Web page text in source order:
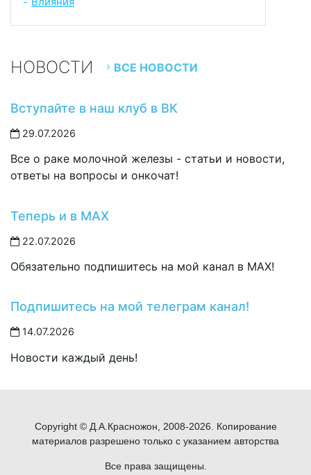
НОВОСТИ ВСЕ НОВОСТИ
Вступайте в наш клуб в ВК
29.07.2026
Все о раке молочной железы - статьи и новости,
ответы на вопросы и онкочат!
Теперь и в MAX
22.07.2026
Обязательно подпишитесь на мой канал в MAX!
Подпишитесь на мой телеграм канал!
14.07.2026
Новости каждый день!
Copyright © Д.А.Красножон, 2008-2026. Копирование
материалов разрешено только с указанием авторства
Все права защищены.